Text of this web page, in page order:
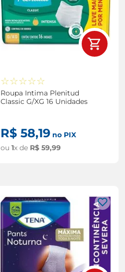
☆☆☆☆☆
Roupa Intima Plenitud
Classic G/XG 16 Unidades
R$ 58,19no PIX
ou 1x de R$ 59,99